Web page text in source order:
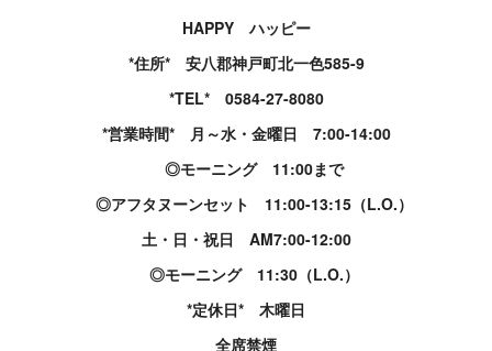
HAPPY ハッピー
*住所* 安八郡神戸町北一色585-9
*TEL* 0584-27-8080
*営業時間* 月～水・金曜日 7:00-14:00
◎モーニング 11:00まで
◎アフタヌーンセット 11:00-13:15（L.O.）
土・日・祝日 AM7:00-12:00
◎モーニング 11:30（L.O.）
*定休日* 木曜日
全席禁煙